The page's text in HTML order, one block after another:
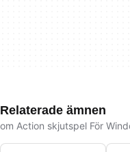
Relaterade ämnen
om Action skjutspel För